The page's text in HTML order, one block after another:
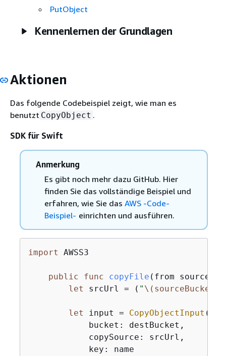
PutObject
Kennenlernen der Grundlagen
Aktionen
Das folgende Codebeispiel zeigt, wie man es
benutzt CopyObject .
SDK für Swift
Anmerkung
Es gibt noch mehr dazu GitHub. Hier
finden Sie das vollständige Beispiel und
erfahren, wie Sie das AWS -Code-
Beispiel- einrichten und ausführen.
import AWSS3
public func copyFile ( from
let srcUrl = ( " \(sourceBucket)
let input = CopyObjectInput (
            bucket: destBucket,
            copySource: srcUrl,
            key: name